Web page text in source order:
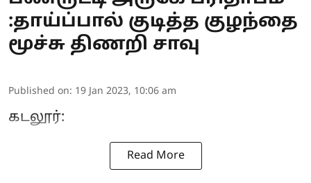
:தாய்ப்பால் குடித்த குழந்தை
மூச்சு திணறி சாவு
Published on: 19 Jan 2023, 10:06 am
கடலூர்:
Read More